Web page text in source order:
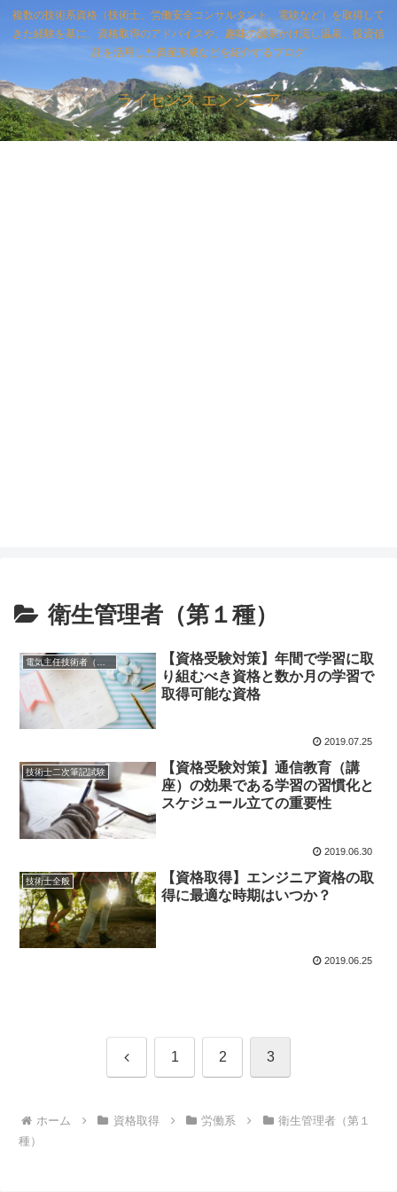
複数の技術系資格（技術士、労働安全コンサルタント、電験など）を取得して
きた経験を基に、資格取得のアドバイスや、趣味の源泉かけ流し温泉、投資信
託を活用した資産形成などを紹介するブログ
ライセンス エンジニア
衛生管理者（第１種）
【資格受験対策】年間で学習に取
り組むべき資格と数か月の学習で
取得可能な資格
2019.07.25
技術士二次筆記試験
【資格受験対策】通信教育（講
座）の効果である学習の習慣化と
スケジュール立ての重要性
2019.06.30
技術士全般
【資格取得】エンジニア資格の取
得に最適な時期はいつか？
2019.06.25
前 1 2 3
ホーム 資格取得 労働系
衛生管理者（第１
種）